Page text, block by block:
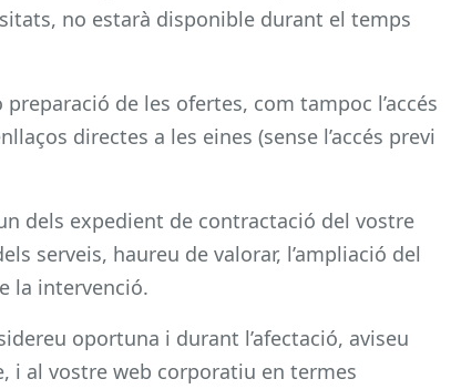
no estarà disponible durant el temps
de les ofertes, com tampoc l’accés
directes a les eines (sense l’accés previ
dels expedient de contractació del vostre
serveis, haureu de valorar, l’ampliació del
la intervenció.
oportuna i durant l’afectació, aviseu
i al vostre web corporatiu en termes